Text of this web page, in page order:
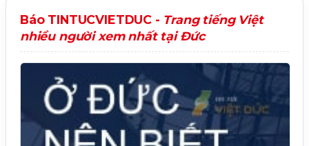
Báo TINTUCVIETDUC - Trang tiếng Việt
nhiều người xem nhất tại Đức